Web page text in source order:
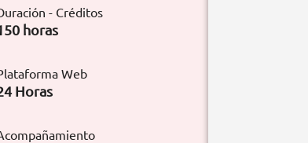
- Créditos
horas
Web
Horas